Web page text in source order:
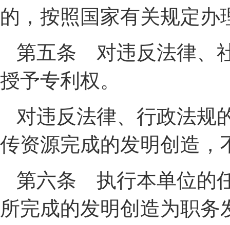
的，按照国家有关规定办
第五条 对违反法律、
授予专利权。
对违反法律、行政法规
传资源完成的发明创造，
第六条 执行本单位的
所完成的发明创造为职